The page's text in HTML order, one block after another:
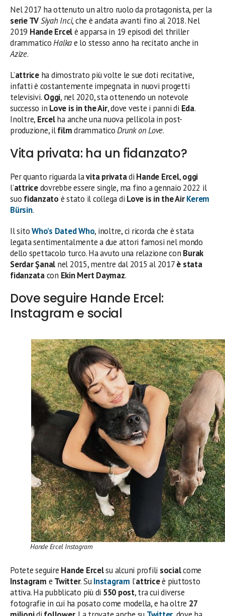
Nel 2017 ha ottenuto un altro ruolo da protagonista, per la
serie TVSiyah Inci, che è andata avanti fino al 2018. Nel
2019 Hande Ercelè apparsa in 19 episodi del thriller
drammaticoHalkae lo stesso anno ha recitato anche in
Azize.
L’attriceha dimostrato più volte le sue doti recitative,
infatti è costantemente impegnata in nuovi progetti
televisivi. Oggi, nel 2020, sta ottenendo un notevole
successo in Love is in the Air, dove veste i panni di Eda.
Inoltre, Ercelha anche una nuova pellicola in post-
produzione, ilfilmdrammaticoDrunk on Love.
Vita privata: ha un fidanzato?
Per quanto riguarda lavita privatadi Hande Ercel,oggi
l’attricedovrebbe essere single, ma fino a gennaio 2022 il
suo fidanzato è stato il collega di Love is in the AirKerem
Bürsin.
Il sitoWho’s Dated Who, inoltre, ci ricorda che è stata
legata sentimentalmente a due attori famosi nel mondo
dello spettacolo turco. Ha avuto una relazione con Burak
Serdar Şanal nel 2015, mentre dal 2015 al 2017è stata
fidanzatacon Ekin Mert Daymaz.
Dove seguire Hande Ercel:
Instagram e social
Hande Ercel Instagram
Potete seguire Hande Ercelsu alcuni profili socialcome
Instagram e Twitter. SuInstagram l’attriceè piuttosto
attiva. Ha pubblicato più di 550 post, tra cui diverse
fotografie in cui ha posato come modella, e ha oltre 27